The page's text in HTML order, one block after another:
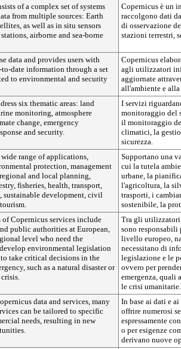
of a complex set of systems
from multiple sources: Earth
as well as in situ sensors
airborne and sea-borne
Copernicus è un
raccolgono dati
di osservazione
stazioni terrestri,
data and provides users with
date information through a set
to environmental and security
Copernicus
agli utilizzatori
aggiornate
all'ambiente e alla
six thematic areas: land
monitoring, atmosphere
change, emergency
and security.
I servizi
monitoraggio del
il monitoraggio
climatici, la
sicurezza.
range of applications,
protection, management
and local planning,
fisheries, health, transport,
sustainable development, civil
Supportano una
cui la tutela
urbane, la
l'agricoltura, la
trasporti, i
sostenibile, la
of Copernicus services include
public authorities at European,
level who need the
environmental legislation
take critical decisions in the
such as a natural disaster or
Tra gli utilizzatori
sono
livello europeo,
necessitano di
legislazione e le
ovvero per
emergenza, quali
le crisi umanitarie.
data and services, many
can be tailored to specific
needs, resulting in new
In base ai dati e
offrire numerosi
espressamente
o per esigenze
derivano nuove